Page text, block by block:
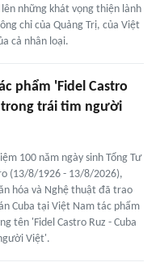
những khát vọng thiện lành
chỉ của Quảng Trị, của Việt
cả nhân loại.
phẩm 'Fidel Castro
trong trái tim người
100 năm ngày sinh Tổng Tư
(13/8/1926 - 13/8/2026),
hóa và Nghệ thuật đã trao
Cuba tại Việt Nam tác phẩm
tên 'Fidel Castro Ruz - Cuba
Việt'.